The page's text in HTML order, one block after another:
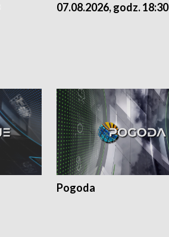
07.08.2026, godz. 18:30
Pogoda